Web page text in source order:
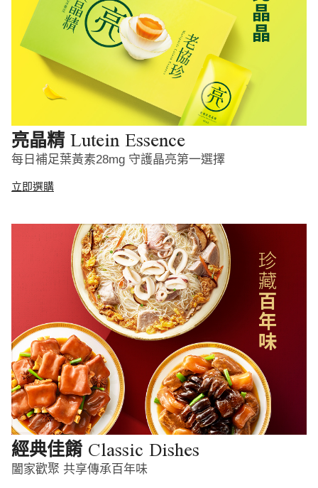
亮晶精 Lutein Essence
每日補足葉黃素28mg 守護晶亮第一選擇
立即選購
經典佳餚 Classic Dishes
闔家歡聚 共享傳承百年味